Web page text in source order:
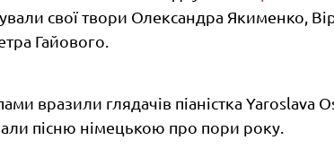
свої твори Олександра Якименко,
Гайового.
вразили глядачів піаністка Yaroslava
пісню німецькою про пори року.